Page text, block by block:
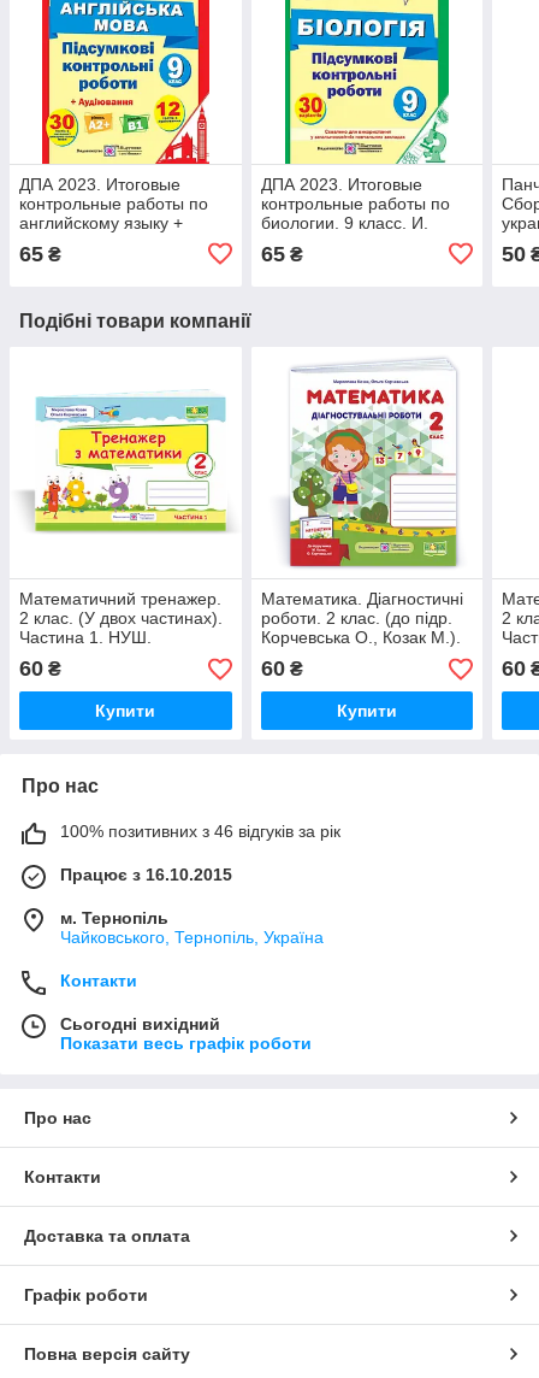
ДПА 2023. Итоговые
контрольные работы по
английскому языку +
аудирования. 9 класс.
65 ₴
ДПА 2023. Итоговые
контрольные работы по
биологии. 9 класс. И.
65₴ 50
Подібні товари компанії
Математичний тренажер.
2 клас. (У двох частинах).
Частина 1. НУШ.
60 ₴
Купити
Математика. Діагностичні
роботи. 2 клас. (до підр.
Корчевська О., Козак М.).
Оновлені!
60₴
Купити
2
60
Про нас
100% позитивних з 46 відгуків за рік
Працює з 16.10.2015
м. Тернопіль
Чайковського, Тернопіль, Україна
Контакти
Сьогодні вихідний
Показати весь графік роботи
Про нас
Контакти
Доставка та оплата
Графік роботи
Повна версія сайту